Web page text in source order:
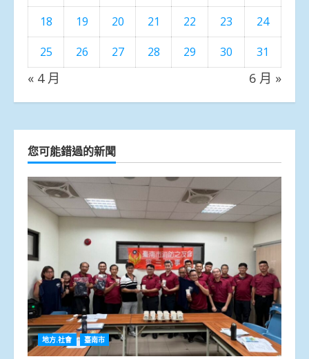
18
19 20 21 22 23
24
25
26 27 28 29 30 31
« 4 月 6 月 »
您可能錯過的新聞
地方.社會 臺南市